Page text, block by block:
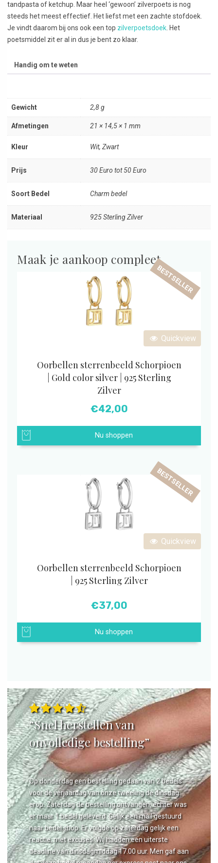
tandpasta of ketchup. Maar heel ‘gewoon’ zilverpoets is nog
steeds het meest effectief. Het liefst met een zachte stofdoek.
Je vindt daarom bij ons ook een top zilverpoetsdoek. Het
poetsmiddel zit er al in dus je bent zo klaar.
Handig om te weten
Gewicht 2,8 g
Afmetingen 21 × 14,5 × 1 mm
Kleur Wit, Zwart
Prijs 30 Euro tot 50 Euro
Soort Bedel Charm bedel
Materiaal 925 Sterling Zilver
Maak je aankoop compleet
Quickview
BESTSELLER
Oorbellen sterrenbeeld Schorpioen
| Gold color silver | 925 Sterling
Zilver
€42,00
Nu shoppen
Quickview
BESTSELLER
Oorbellen sterrenbeeld Schorpioen
| 925 Sterling Zilver
€37,00
Nu shoppen
“Snel herstellen van
onvolledige bestelling”
Op donderdag een bestelling gedaan van 2 bedels
voor de verjaardag van onze tweeling de dinsdag
erop. Zaterdag de bestelling ontvangen, echter was
er maar 1 bedel geleverd. Gelijk een mail gestuurd
naar bedel.shop. Er volgde op zaterdag gelijk een
reactie, met excuses. Wij hadden een uiterste
deadline van dinsdagmiddag 17.00 uur. Men gaf aan